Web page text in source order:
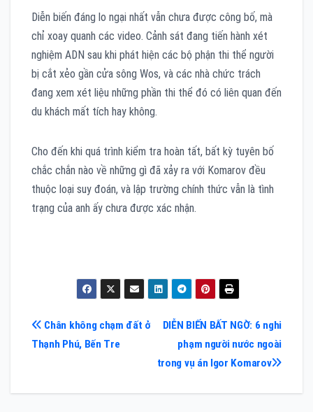
Diễn biến đáng lo ngại nhất vẫn chưa được công bố, mà
chỉ xoay quanh các video. Cảnh sát đang tiến hành xét
nghiệm ADN sau khi phát hiện các bộ phận thi thể người
bị cắt xẻo gần cửa sông Wos, và các nhà chức trách
đang xem xét liệu những phần thi thể đó có liên quan đến
du khách mất tích hay không.
Cho đến khi quá trình kiểm tra hoàn tất, bất kỳ tuyên bố
chắc chắn nào về những gì đã xảy ra với Komarov đều
thuộc loại suy đoán, và lập trường chính thức vẫn là tình
trạng của anh ấy chưa được xác nhận.
Điều
hướng
bài
DIỄN BIẾN BẤT NGỜ: 6 nghi
phạm người nước ngoài
trong vụ án Igor Komarov
Chân không chạm đất ở
Thạnh Phú, Bến Tre